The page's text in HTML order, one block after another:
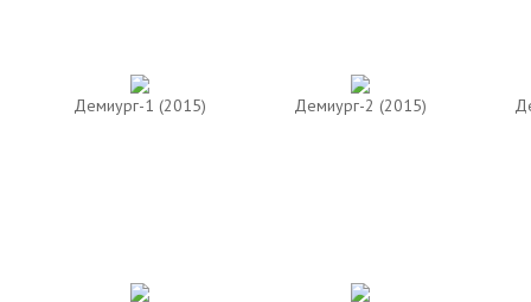
Демиург-1 (2015) Демиург-2 (2015)